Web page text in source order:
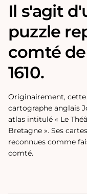
Il s'agit
puzzle
comté
1610.
Originairement,
cartographe anglais
atlas intitulé « Le
Bretagne ». Ses
reconnues comme
comté.